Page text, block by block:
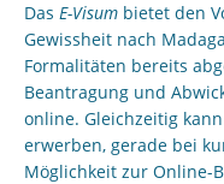
Das E-Visum bietet den
Gewissheit nach
Formalitäten bereits
Beantragung und
online. Gleichzeitig
erwerben, gerade bei
Möglichkeit zur Online-